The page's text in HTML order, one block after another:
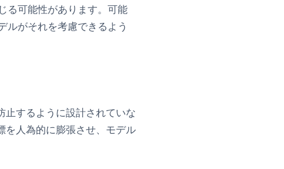
る可能性があります。可能
ルがそれを考慮できるよう
止するように設計されていな
を人為的に膨張させ、モデル